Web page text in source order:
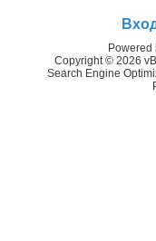
Powered
Copyright © 2026
Search Engine